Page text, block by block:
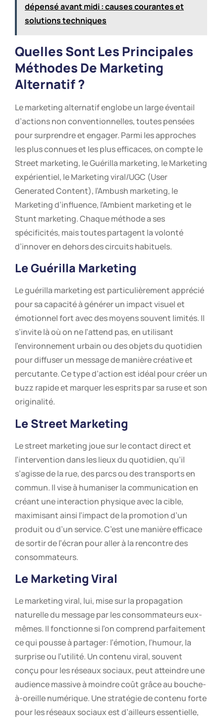
dépensé avant midi : causes courantes et
solutions techniques
Quelles Sont Les Principales
Méthodes De Marketing
Alternatif ?
Le marketing alternatif englobe un large éventail
d’actions non conventionnelles, toutes pensées
pour surprendre et engager. Parmi les approches
les plus connues et les plus efficaces, on compte le
Street marketing, le Guérilla marketing, le Marketing
expérientiel, le Marketing viral/UGC (User
Generated Content), l’Ambush marketing, le
Marketing d’influence, l’Ambient marketing et le
Stunt marketing. Chaque méthode a ses
spécificités, mais toutes partagent la volonté
d’innover en dehors des circuits habituels.
Le Guérilla Marketing
Le guérilla marketing est particulièrement apprécié
pour sa capacité à générer un impact visuel et
émotionnel fort avec des moyens souvent limités. Il
s’invite là où on ne l’attend pas, en utilisant
l’environnement urbain ou des objets du quotidien
pour diffuser un message de manière créative et
percutante. Ce type d’action est idéal pour créer un
buzz rapide et marquer les esprits par sa ruse et son
originalité.
Le Street Marketing
Le street marketing joue sur le contact direct et
l’intervention dans les lieux du quotidien, qu’il
s’agisse de la rue, des parcs ou des transports en
commun. Il vise à humaniser la communication en
créant une interaction physique avec la cible,
maximisant ainsi l’impact de la promotion d’un
produit ou d’un service. C’est une manière efficace
de sortir de l’écran pour aller à la rencontre des
consommateurs.
Le Marketing Viral
Le marketing viral, lui, mise sur la propagation
naturelle du message par les consommateurs eux-
mêmes. Il fonctionne si l’on comprend parfaitement
ce qui pousse à partager: l’émotion, l’humour, la
surprise ou l’utilité. Un contenu viral, souvent
conçu pour les réseaux sociaux, peut atteindre une
audience massive à moindre coût grâce au bouche-
à-oreille numérique. Une stratégie de contenu forte
pour les réseaux sociaux est d’ailleurs essentielle,